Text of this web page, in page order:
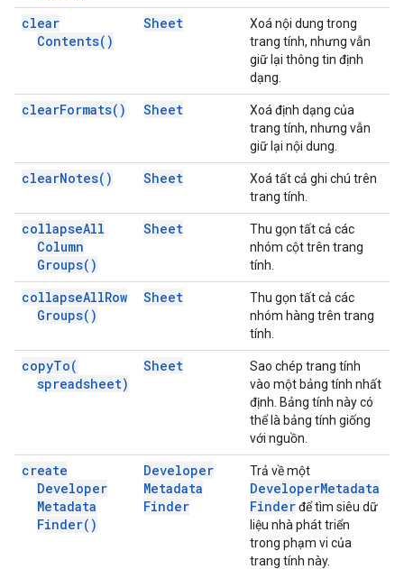
clear
Contents( )
Sheet
Xoá nội dung trong
trang tính, nhưng vẫn
giữ lại thông tin định
dạng.
clearFormats( ) Sheet
Xoá định dạng của
trang tính, nhưng vẫn
giữ lại nội dung.
clearNotes( ) Sheet
Xoá tất cả ghi chú trên
trang tính.
collapseAll
Column
Groups( )
Sheet
Thu gọn tất cả các
nhóm cột trên trang
tính.
collapseAllRow
Groups( )
Sheet
Thu gọn tất cả các
nhóm hàng trên trang
tính.
copyTo(
spreadsheet)
Sheet
Sao chép trang tính
vào một bảng tính nhất
định. Bảng tính này có
thể là bảng tính giống
với nguồn.
create
Developer
Metadata
Finder( )
Developer
Metadata
Finder
Trả về một
DeveloperMetadata
Finderđể tìm siêu dữ
liệu nhà phát triển
trong phạm vi của
trang tính này.